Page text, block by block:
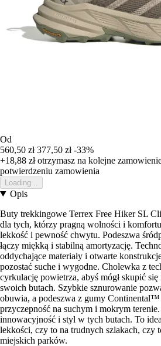
Od
560,50 zł 377,50 zł -33%
+18,88 złotrzymasz na kolejne
potwierdzeniu zamowienia
Loading...
Opis
Buty trekkingowe Terrex Free Hiker SL
dla tych, którzy pragną wolności i
lekkość i pewność chwytu. Podeszwa
łączy miękką i stabilną amortyzację.
oddychające materiały i otwarte
pozostać suche i wygodne. Cholewka z
cyrkulację powietrza, abyś mógł skupić
swoich butach. Szybkie sznurowanie
obuwia, a podeszwa z gumy Continental™
przyczepność na suchym i mokrym terenie.
innowacyjność i styl w tych butach. To
lekkości, czy to na trudnych szlakach, czy
miejskich parków.